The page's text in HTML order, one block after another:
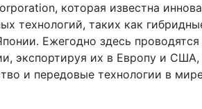
которая известна
технологий, таких как
Ежегодно здесь
экспортируя их в Европу и
и передовые технологии в